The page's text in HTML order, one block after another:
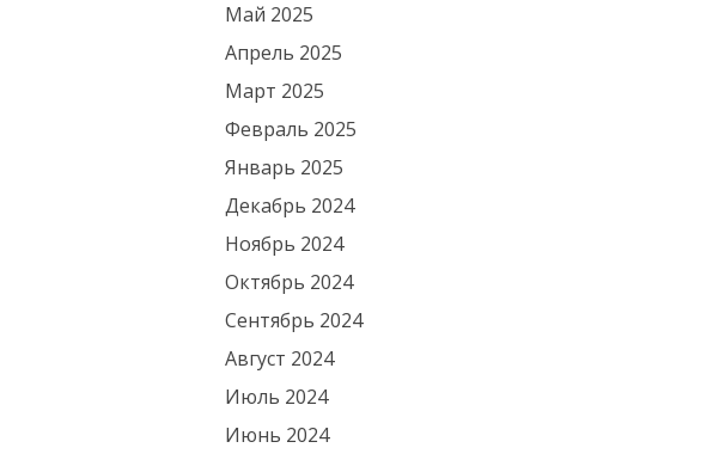
Май 2025
Апрель 2025
Март 2025
Февраль 2025
Январь 2025
Декабрь 2024
Ноябрь 2024
Октябрь 2024
Сентябрь 2024
Август 2024
Июль 2024
Июнь 2024